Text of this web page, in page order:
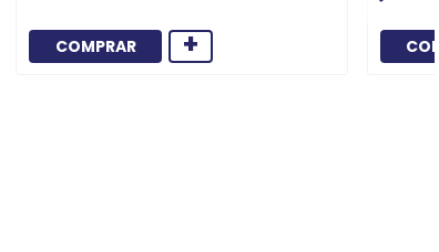
COMPRAR +